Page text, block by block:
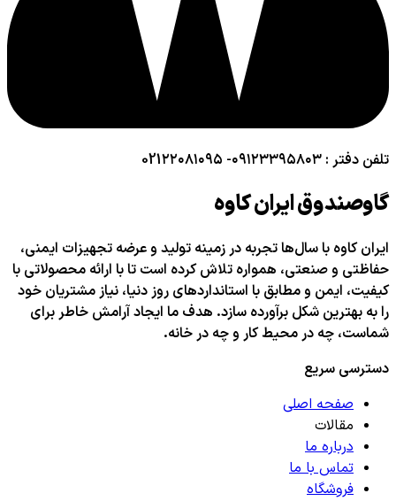
تلفن دفتر : ۰۹۱۲۳۳۹۵۸۰۳- 021۲۲۰۸۱۰۹۵
گاوصندوق ایران کاوه
ایران کاوه با سال‌ها تجربه در زمینه تولید و عرضه تجهیزات ایمنی،
حفاظتی و صنعتی، همواره تلاش کرده است تا با ارائه محصولاتی با
کیفیت، ایمن و مطابق با استانداردهای روز دنیا، نیاز مشتریان خود
را به بهترین شکل برآورده سازد. هدف ما ایجاد آرامش خاطر برای
شماست، چه در محیط کار و چه در خانه.
دسترسی سریع
صفحه اصلی
مقالات
درباره ما
تماس با ما
فروشگاه